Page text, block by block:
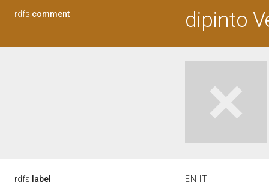
rdfs:comment dipinto
rdfs: label EN IT